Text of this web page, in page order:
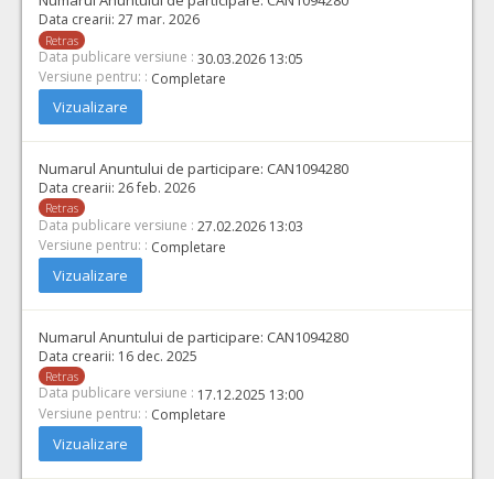
Data crearii: 27 mar. 2026
Retras
Data publicare versiune : 30.03.2026 13:05
Versiune pentru: : Completare
Vizualizare
Numarul Anuntului de participare: CAN1094280
Data crearii: 26 feb. 2026
Retras
Data publicare versiune : 27.02.2026 13:03
Versiune pentru: : Completare
Vizualizare
Numarul Anuntului de participare: CAN1094280
Data crearii: 16 dec. 2025
Retras
Data publicare versiune : 17.12.2025 13:00
Versiune pentru: : Completare
Vizualizare